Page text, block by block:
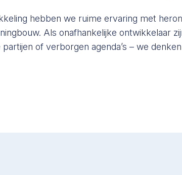
hebben we ruime ervaring met
Als onafhankelijke ontwikkelaar
of verborgen agenda’s – we